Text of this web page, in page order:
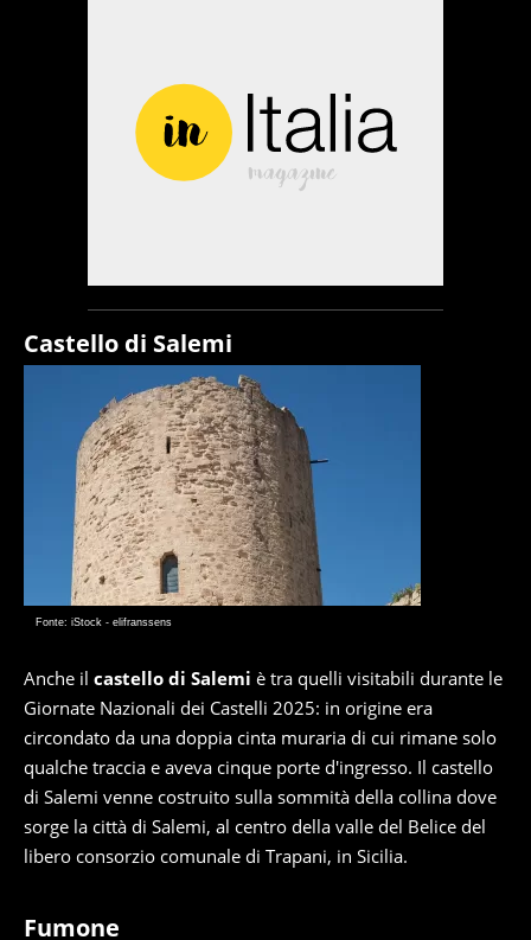
Castello di Salemi
Fonte: iStock - elifranssens
Anche il castello di Salemi è tra quelli visitabili durante le
Giornate Nazionali dei Castelli 2025: in origine era
circondato da una doppia cinta muraria di cui rimane solo
qualche traccia e aveva cinque porte d'ingresso. Il castello
di Salemi venne costruito sulla sommità della collina dove
sorge la città di Salemi, al centro della valle del Belice del
libero consorzio comunale di Trapani, in Sicilia.
Fumone